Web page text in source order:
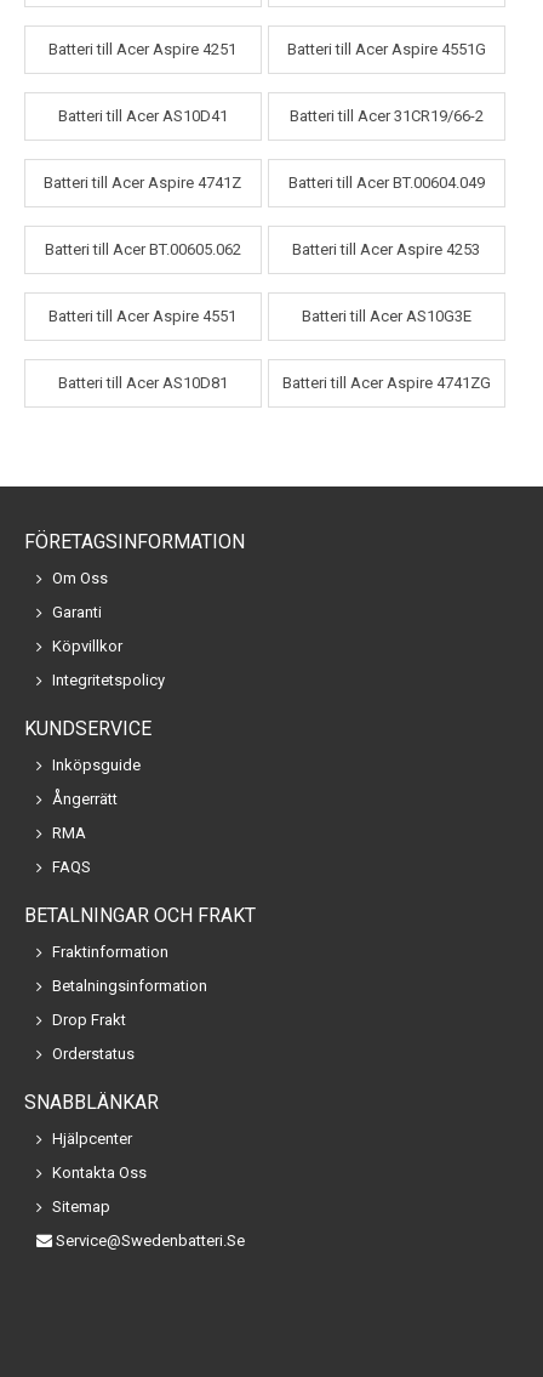
Batteri till Acer Aspire 4251 Batteri till Acer Aspire 4551G
Batteri till Acer AS10D41 Batteri till Acer 31CR19/66-2
Batteri till Acer Aspire 4741Z Batteri till Acer BT.00604.049
Batteri till Acer BT.00605.062 Batteri till Acer Aspire 4253
Batteri till Acer Aspire 4551 Batteri till Acer AS10G3E
Batteri till Acer AS10D81 Batteri till Acer Aspire 4741ZG
FÖRETAGSINFORMATION
Om Oss
Garanti
Köpvillkor
Integritetspolicy
KUNDSERVICE
Inköpsguide
Ångerrätt
RMA
FAQS
BETALNINGAR OCH FRAKT
Fraktinformation
Betalningsinformation
Drop Frakt
Orderstatus
SNABBLÄNKAR
Hjälpcenter
Kontakta Oss
Sitemap
Service@swedenbatteri.se